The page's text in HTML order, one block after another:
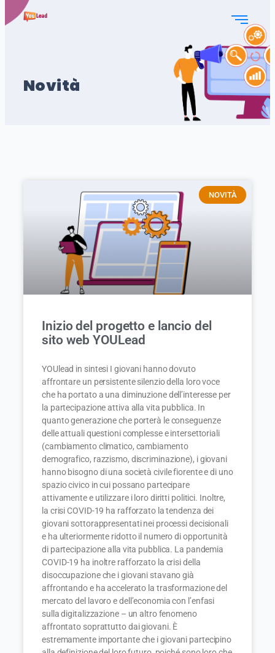
Novità
NOVITÀ
Inizio del progetto e lancio del
sito web YOULead
YOUlead in sintesi I giovani hanno dovuto
affrontare un persistente silenzio della loro voce
che ha portato a una diminuzione dell’interesse per
la partecipazione attiva alla vita pubblica. In
quanto generazione che porterà le conseguenze
delle attuali questioni complesse e intersettoriali
(cambiamento climatico, cambiamento
demografico, razzismo, discriminazione), i giovani
hanno bisogno di una società civile fiorente e di uno
spazio civico in cui possano partecipare
attivamente e utilizzare i loro diritti politici. Inoltre,
la crisi COVID-19 ha rafforzato la tendenza dei
giovani sottorappresentati nei processi decisionali
e ha ulteriormente ridotto il numero di opportunità
di partecipazione alla vita pubblica. La pandemia
COVID-19 ha inoltre rafforzato la crisi della
disoccupazione che i giovani stavano già
affrontando e ha accelerato la trasformazione del
mercato del lavoro e dell’economia con l’enfasi
sulla digitalizzazione – un altro fenomeno
affrontato soprattutto dai giovani. È
estremamente importante che i giovani partecipino